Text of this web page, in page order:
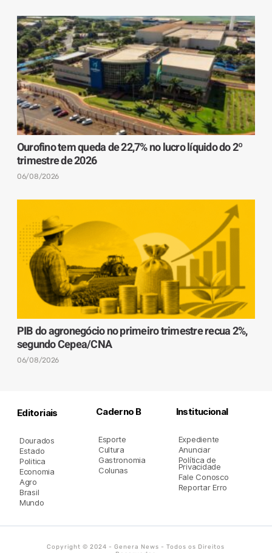
Ourofino tem queda de 22,7% no lucro líquido do 2º
trimestre de 2026
06/08/2026
PIB do agronegócio no primeiro trimestre recua 2%,
segundo Cepea/CNA
06/08/2026
Editoriais
Dourados
Estado
Politica
Economia
Agro
Brasil
Mundo
Caderno B
Esporte
Cultura
Gastronomia
Colunas
Institucional
Expediente
Anunciar
Política de
Privacidade
Fale Conosco
Reportar Erro
Copyright © 2024 - Genera News - Todos os Direitos